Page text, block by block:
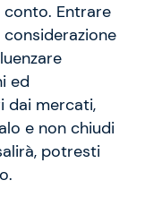
Entrare
ed
dai mercati,
e non chiudi
potresti